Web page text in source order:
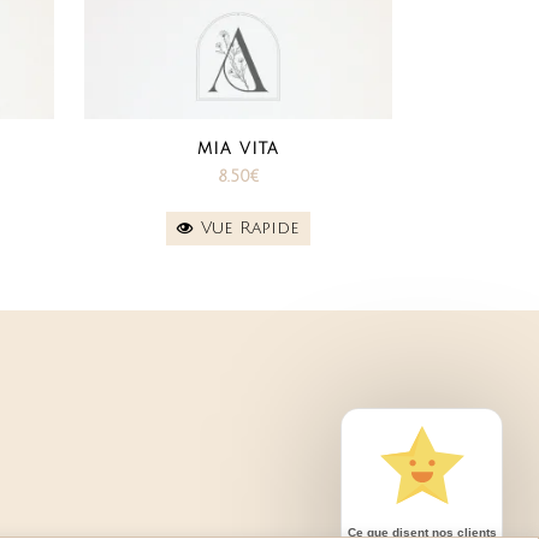
MIA VITA
8.50€
Vue Rapide
Ce que disent nos clients